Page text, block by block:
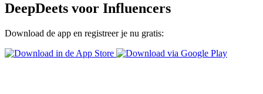
DeepDeets voor Influencers
Download de app en registreer je nu gratis: